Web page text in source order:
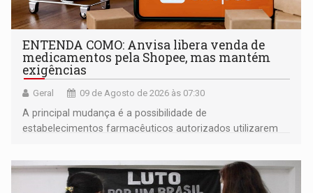
ENTENDA COMO: Anvisa libera venda de
medicamentos pela Shopee, mas mantém
exigências
Geral 09 de Agosto de 2026 às 07:30
A principal mudança é a possibilidade de
estabelecimentos farmacêuticos autorizados utilizarem